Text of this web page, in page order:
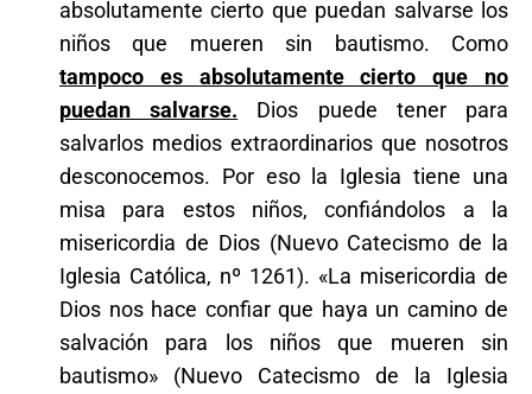
absolutamente cierto que puedan salvarse los
niños que mueren sin bautismo. Como
tampoco es absolutamente cierto que no
puedan salvarse. Dios puede tener para
salvarlos medios extraordinarios que nosotros
desconocemos. Por eso la Iglesia tiene una
misa para estos niños, confiándolos a la
misericordia de Dios (Nuevo Catecismo de la
Iglesia Católica, nº 1261). «La misericordia de
Dios nos hace confiar que haya un camino de
salvación para los niños que mueren sin
bautismo» (Nuevo Catecismo de la Iglesia